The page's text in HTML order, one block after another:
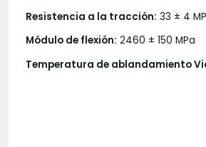
Resistencia a la tracción: 33 ± 4
Módulo de flexión: 2460 ± 150 MPa
Temperatura de ablandamiento